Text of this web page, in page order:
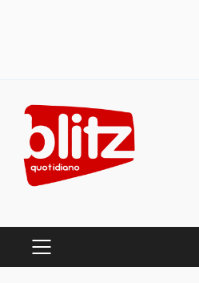
content
PRIMARY